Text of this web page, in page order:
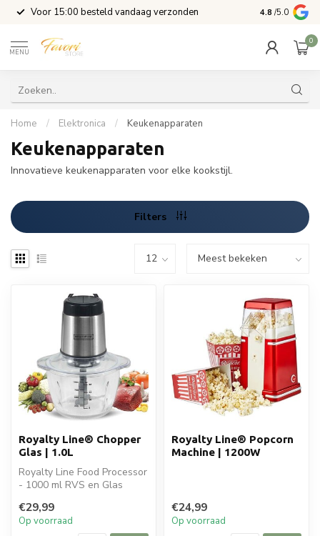
Voor 15:00 besteld vandaag verzonden 4.8 /5.0
MENU
0
Home / Elektronica / Keukenapparaten
Keukenapparaten
Innovatieve keukenapparaten voor elke kookstijl.
Filters
Royalty Line® Chopper
Glas | 1.0L
Royalty Line Food Processor
- 1000 ml RVS en Glas
Verhoog uw
keukenproductivi...
€29,99
Op voorraad
Royalty Line® Popcorn
Machine | 1200W
€24,99
Op voorraad